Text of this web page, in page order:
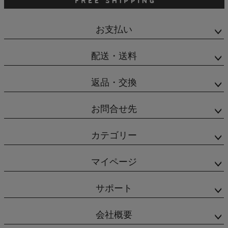
お支払い
配送・送料
返品・交換
お問合せ先
カテゴリー
マイページ
サポート
会社概要